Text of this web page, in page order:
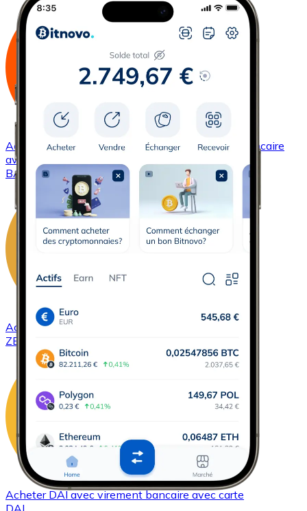
AcheterBasic Attention Tokenavec virement bancaire
avec carte
BAT
AcheterZCash
ZEC
Acheter DAIavec virement bancaireavec carte